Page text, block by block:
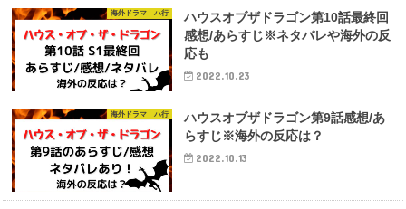
海外ドラマ ハ行
ハウスオブザドラゴン第10話最終回
感想/あらすじ※ネタバレや海外の反
応も
2022.10.23
海外ドラマ ハ行
ハウスオブザドラゴン第9話感想/あ
らすじ※海外の反応は？
2022.10.13